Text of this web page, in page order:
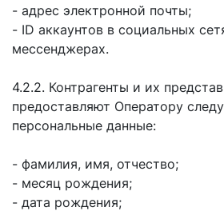
- адрес электронной почты;
- ID аккаунтов в социальных
мессенджерах.
4.2.2. Контрагенты и их
предоставляют Оператору
персональные данные:
- фамилия, имя, отчество;
- месяц рождения;
- дата рождения;